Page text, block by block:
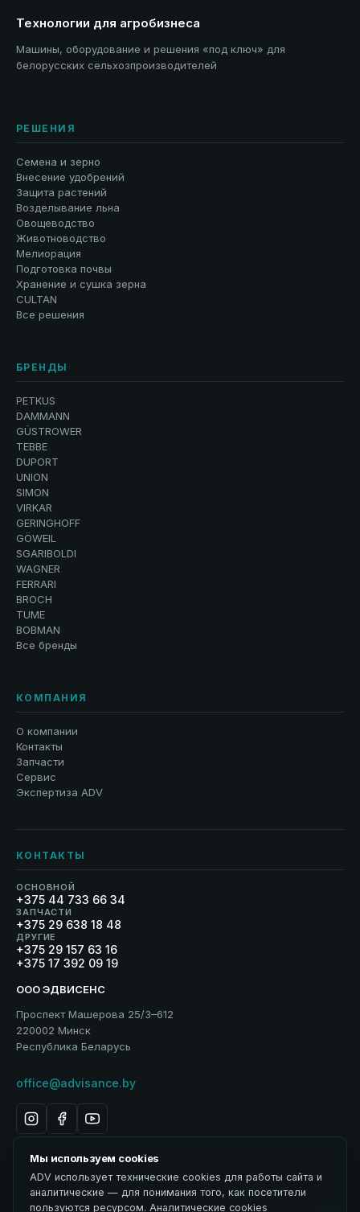
Технологии для агробизнеса
Машины, оборудование и решения «под ключ» для
белорусских сельхозпроизводителей
РЕШЕНИЯ
Семена и зерно
Внесение удобрений
Защита растений
Возделывание льна
Овощеводство
Животноводство
Мелиорация
Подготовка почвы
Хранение и сушка зерна
CULTAN
Все решения
БРЕНДЫ
PETKUS
DAMMANN
GÜSTROWER
TEBBE
DUPORT
UNION
SIMON
VIRKAR
GERINGHOFF
GÖWEIL
SGARIBOLDI
WAGNER
FERRARI
BROCH
TUME
BOBMAN
Все бренды
КОМПАНИЯ
О компании
Контакты
Запчасти
Сервис
Экспертиза ADV
КОНТАКТЫ
ОСНОВНОЙ
+375 44 733 66 34
ЗАПЧАСТИ
+375 29 638 18 48
ДРУГИЕ
+375 29 157 63 16
+375 17 392 09 19
ООО ЭДВИСЕНС
Проспект Машерова 25/3–612
220002 Минск
Республика Беларусь
office@advisance.by
Политика обработки персональных данных
Использование материалов
Мы используем cookies
ADV использует технические cookies для работы сайта и
аналитические — для понимания того, как посетители
пользуются ресурсом. Аналитические cookies